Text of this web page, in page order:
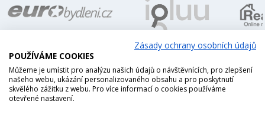
Zásady ochrany osobních údajů
POUŽÍVÁME COOKIES
Můžeme je umístit pro analýzu našich údajů o návštěvnících, pro zlepšení
našeho webu, ukázání personalizovaného obsahu a pro poskytnutí
skvělého zážitku z webu. Pro více informací o cookies používáme
otevřené nastavení.